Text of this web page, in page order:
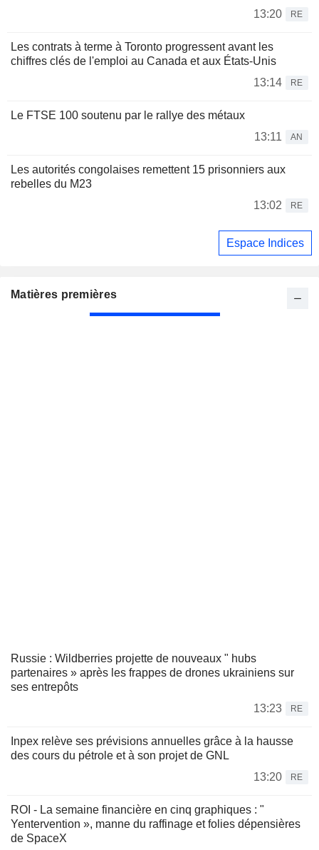
13:20
RE
Les contrats à terme à Toronto progressent avant les
chiffres clés de l'emploi au Canada et aux États-Unis
13:14
RE
Le FTSE 100 soutenu par le rallye des métaux
13:11
AN
Les autorités congolaises remettent 15 prisonniers aux
rebelles du M23
13:02
RE
Espace Indices
Matières premières
Russie : Wildberries projette de nouveaux " hubs
partenaires » après les frappes de drones ukrainiens sur
ses entrepôts
13:23
RE
Inpex relève ses prévisions annuelles grâce à la hausse
des cours du pétrole et à son projet de GNL
13:20
RE
ROI - La semaine financière en cinq graphiques : "
Yentervention », manne du raffinage et folies dépensières
de SpaceX